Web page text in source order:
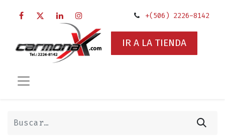
+(506) 2226-8142
IR A LA TIENDA